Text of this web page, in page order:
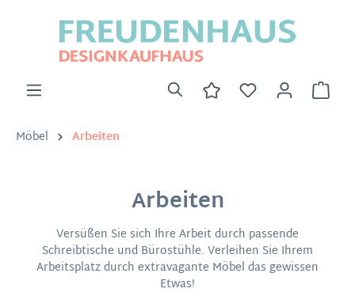
Möbel Arbeiten
Arbeiten
Versüßen Sie sich Ihre Arbeit durch passende
Schreibtische und Bürostühle. Verleihen Sie Ihrem
Arbeitsplatz durch extravagante Möbel das gewissen
Etwas!